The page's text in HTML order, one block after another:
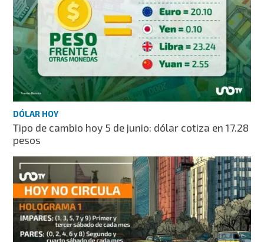
DÓLAR HOY
Tipo de cambio hoy 5 de junio: dólar cotiza en 17.28
pesos